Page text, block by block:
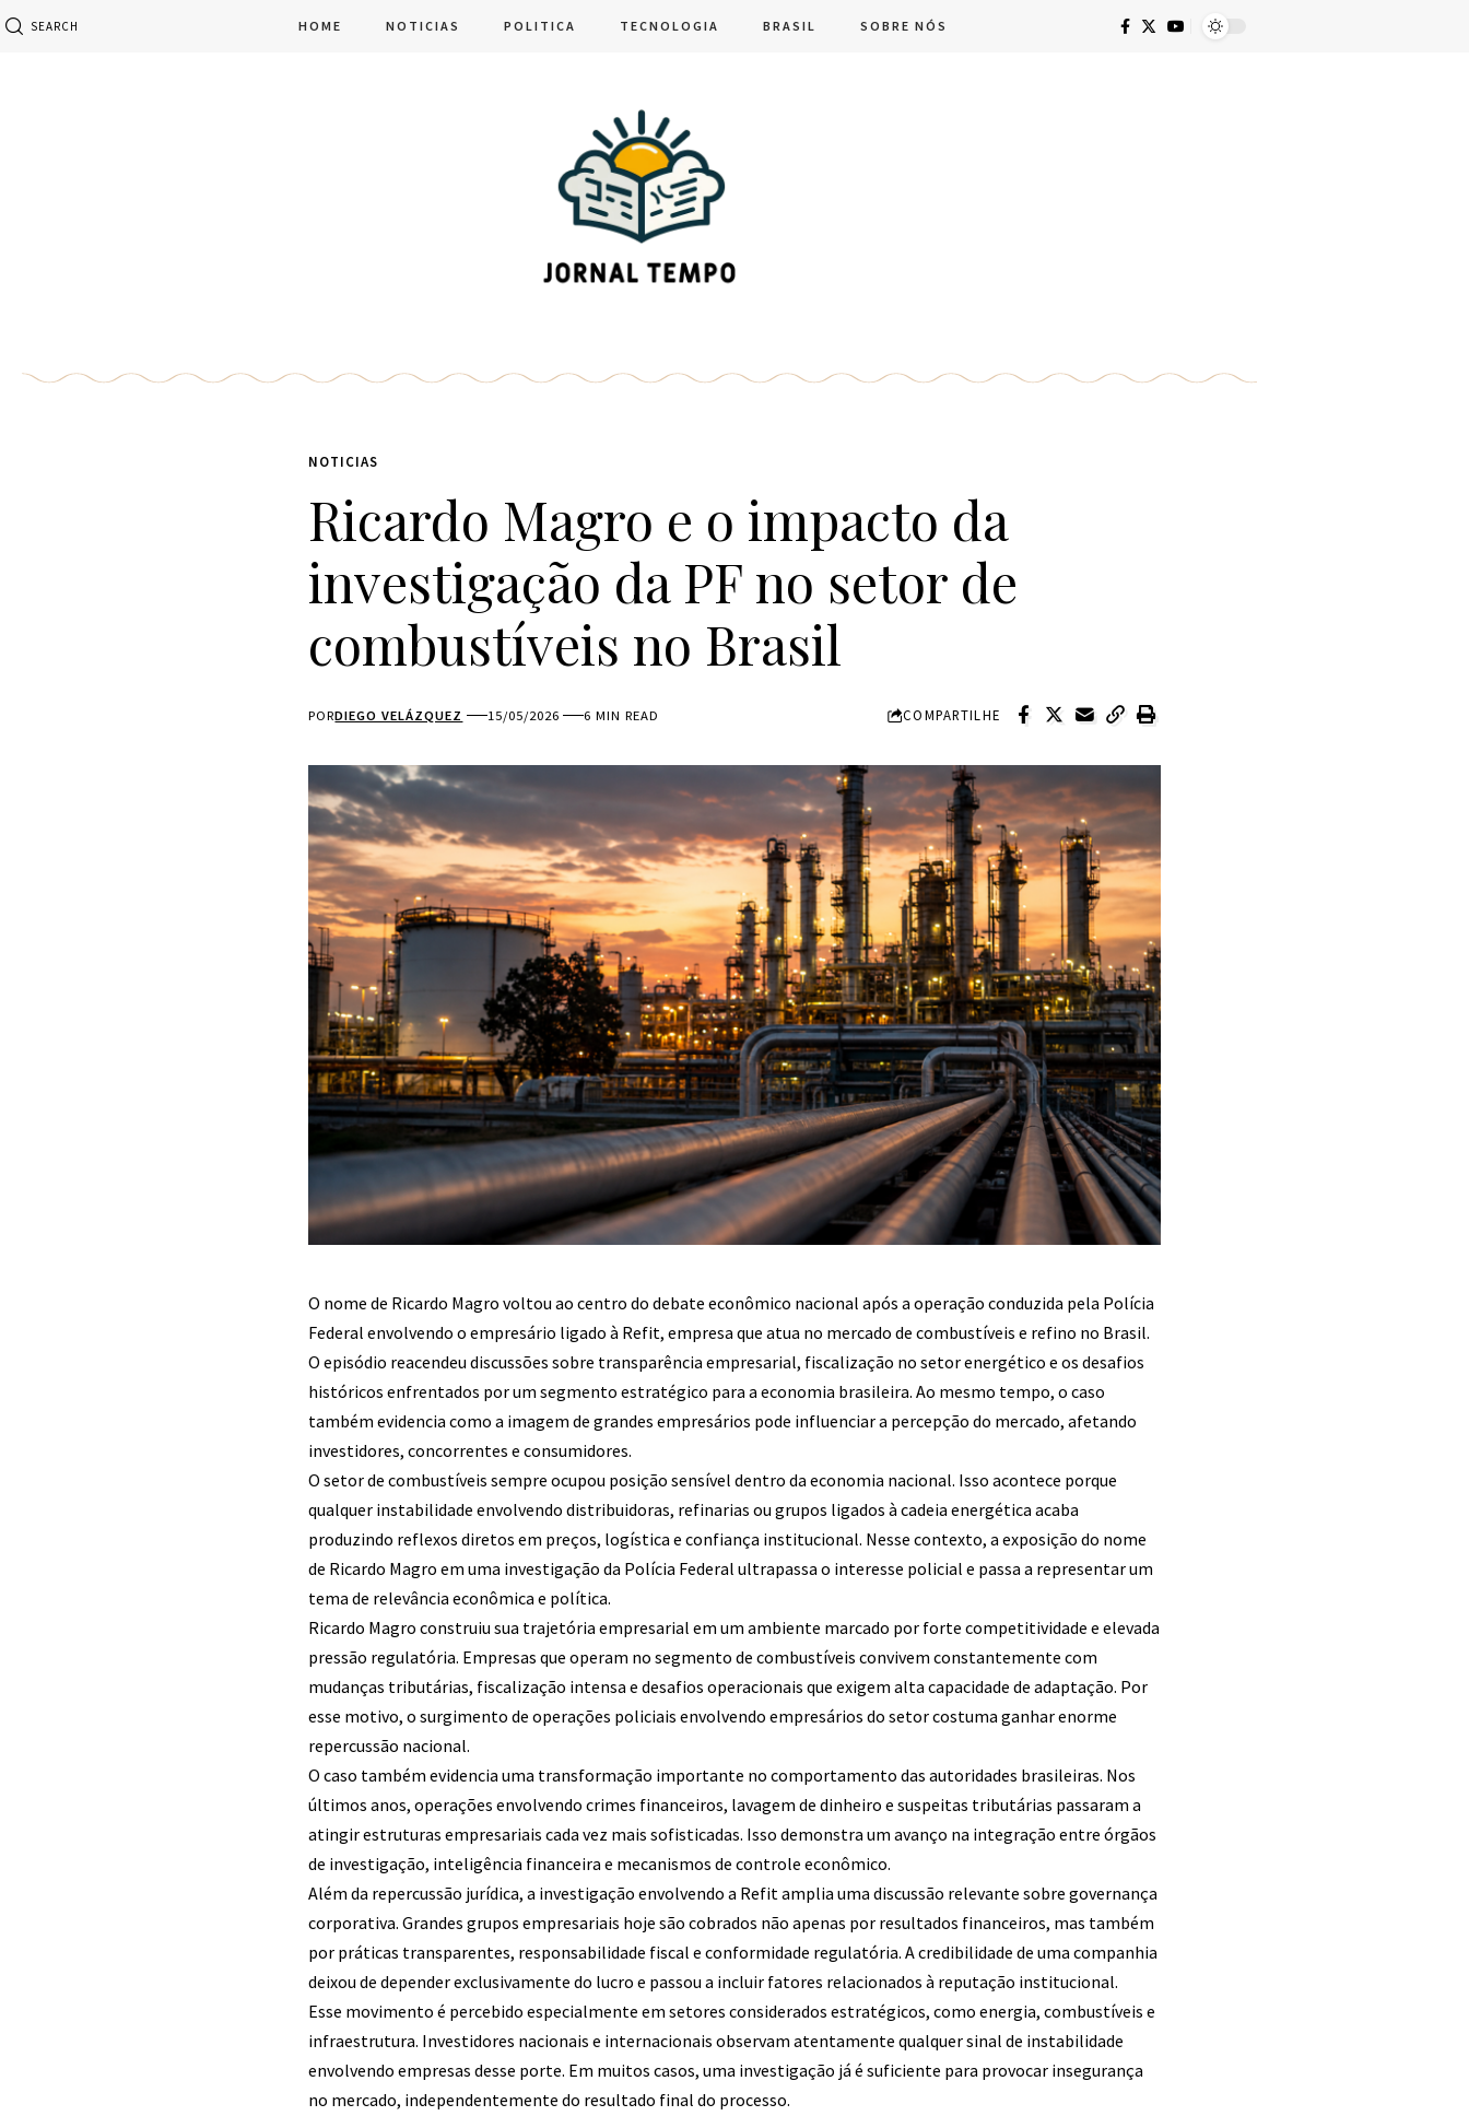
SEARCH HOME NOTICIAS POLITICA TECNOLOGIA BRASIL SOBRE NÓS
NOTICIAS
Ricardo Magro e o impacto da
investigação da PF no setor de
combustíveis no Brasil
PORDIEGO VELÁZQUEZ 15/05/2026 6 MIN READ COMPARTILHE
O nome de Ricardo Magro voltou ao centro do debate econômico nacional após a operação conduzida pela Polícia
Federal envolvendo o empresário ligado à Refit, empresa que atua no mercado de combustíveis e refino no Brasil.
O episódio reacendeu discussões sobre transparência empresarial, fiscalização no setor energético e os desafios
históricos enfrentados por um segmento estratégico para a economia brasileira. Ao mesmo tempo, o caso
também evidencia como a imagem de grandes empresários pode influenciar a percepção do mercado, afetando
investidores, concorrentes e consumidores.
O setor de combustíveis sempre ocupou posição sensível dentro da economia nacional. Isso acontece porque
qualquer instabilidade envolvendo distribuidoras, refinarias ou grupos ligados à cadeia energética acaba
produzindo reflexos diretos em preços, logística e confiança institucional. Nesse contexto, a exposição do nome
de Ricardo Magro em uma investigação da Polícia Federal ultrapassa o interesse policial e passa a representar um
tema de relevância econômica e política.
Ricardo Magro construiu sua trajetória empresarial em um ambiente marcado por forte competitividade e elevada
pressão regulatória. Empresas que operam no segmento de combustíveis convivem constantemente com
mudanças tributárias, fiscalização intensa e desafios operacionais que exigem alta capacidade de adaptação. Por
esse motivo, o surgimento de operações policiais envolvendo empresários do setor costuma ganhar enorme
repercussão nacional.
O caso também evidencia uma transformação importante no comportamento das autoridades brasileiras. Nos
últimos anos, operações envolvendo crimes financeiros, lavagem de dinheiro e suspeitas tributárias passaram a
atingir estruturas empresariais cada vez mais sofisticadas. Isso demonstra um avanço na integração entre órgãos
de investigação, inteligência financeira e mecanismos de controle econômico.
Além da repercussão jurídica, a investigação envolvendo a Refit amplia uma discussão relevante sobre governança
corporativa. Grandes grupos empresariais hoje são cobrados não apenas por resultados financeiros, mas também
por práticas transparentes, responsabilidade fiscal e conformidade regulatória. A credibilidade de uma companhia
deixou de depender exclusivamente do lucro e passou a incluir fatores relacionados à reputação institucional.
Esse movimento é percebido especialmente em setores considerados estratégicos, como energia, combustíveis e
infraestrutura. Investidores nacionais e internacionais observam atentamente qualquer sinal de instabilidade
envolvendo empresas desse porte. Em muitos casos, uma investigação já é suficiente para provocar insegurança
no mercado, independentemente do resultado final do processo.